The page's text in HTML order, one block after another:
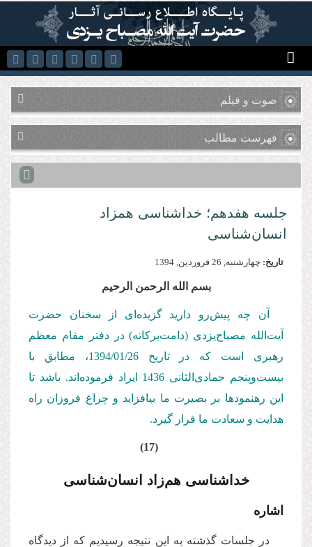
رفتن به محتوای اصلی
صوت و فیلم
فهرست مطالب
جلسه هفدهم؛ خداشناسی همزاد
انسان‌شناسی
تاریخ: چهارشنبه, 26 فروردين, 1394
بسم الله الرحمن الرحیم
آن چه پیش‌رو دارید گزیده‌ای از سخنان حضرت
آیت‌الله مصباح‌یزدی (دامت‌بركاته) در دفتر مقام معظم
رهبری است كه در تاریخ 1394/01/26
، مطابق با
بیست‌وپنجم جمادی‌‌الثانی 1436 ایراد فرموده‌اند. باشد تا
این رهنمودها بر بصیرت ما بیافزاید و چراغ فروزان راه
هدایت و سعادت ما قرار گیرد.
(17)
خداشناسی هم‌زاد انسان‌شناسی
اشاره
در جلسات گذشته به این نتیجه رسیدیم که از دیدگاه